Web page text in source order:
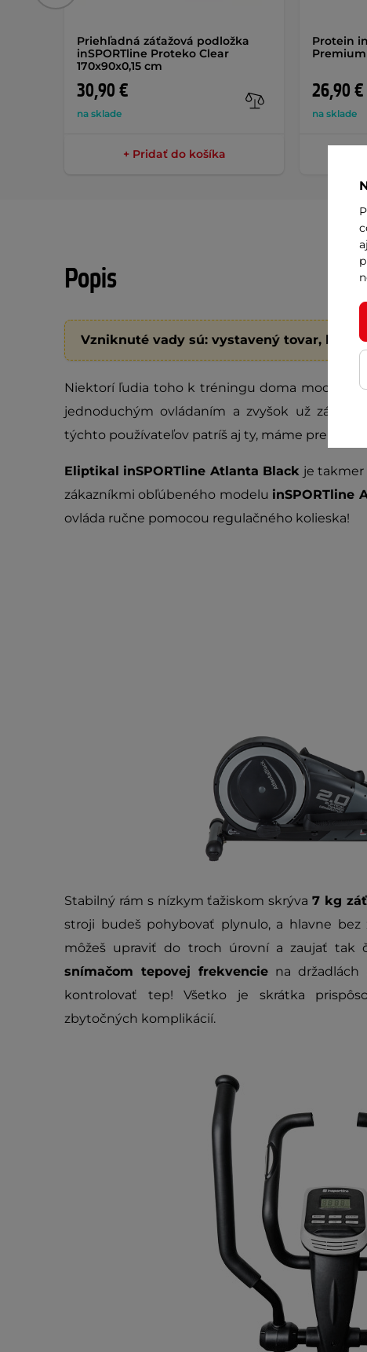
Priehľadná záťažová podložka
inSPORTline Proteko Clear
170x90x0,15 cm
30,90 €
na sklade
+ Pridať do košíka
Protein
26,90 €
na sklade
Popis
Vzniknuté vady sú: vystavený tovar,
Niektorí ľudia toho k tréningu doma moc
jednoduchým ovládaním a zvyšok už závisí
týchto používateľov patríš aj ty, máme pre teba
Eliptikal inSPORTline Atlanta Black je
zákazníkmi obľúbeného modelu inSPORTline
ovláda ručne pomocou regulačného kolieska!
Stabilný rám s nízkym ťažiskom skrýva7 kg
stroji budeš pohybovať plynulo, a hlavne
môžeš upraviť do troch úrovní a zaujať tak
snímačom tepovej frekvencie na
kontrolovať tep! Všetko je skrátka
zbytočných komplikácií.